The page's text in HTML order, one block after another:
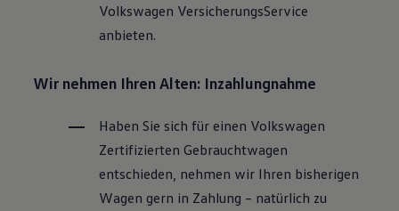
Volkswagen VersicherungsService
anbieten.
Wir nehmen Ihren Alten: Inzahlungnahme
Haben Sie sich für einen Volkswagen
Zertifizierten Gebrauchtwagen
entschieden, nehmen wir Ihren bisherigen
Wagen gern in Zahlung – natürlich zu